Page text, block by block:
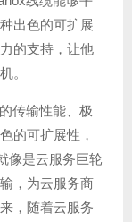
出色的可扩展
的支持，让他
。
传输性能、极
的可扩展性，
像是云服务巨轮
，为云服务商
，随着云服务